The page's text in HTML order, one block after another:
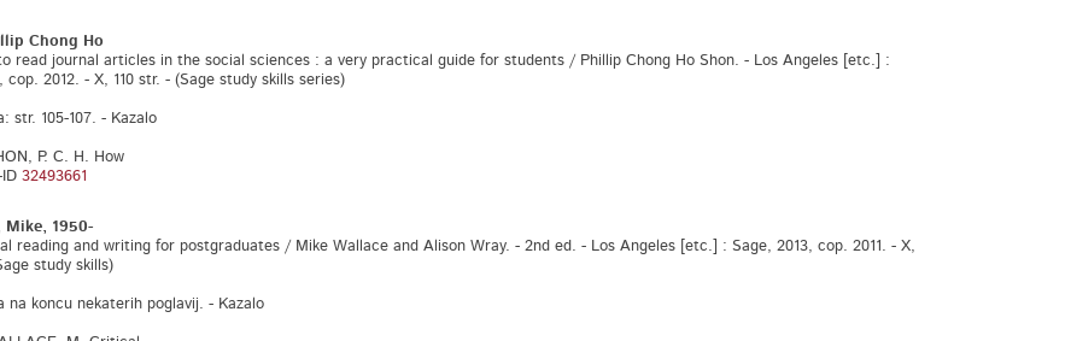
Chong Ho
journal articles in the social sciences : a very practical guide for students / Phillip Chong Ho Shon. - Los Angeles [etc.] :
cop. 2012. - X, 110 str. - (Sage study skills series)
str. 105-107. - Kazalo
P. C. H. How
32493661
Mike, 1950-
and writing for postgraduates / Mike Wallace and Alison Wray. - 2nd ed. - Los Angeles [etc.] : Sage, 2013, cop. 2011. - X,
study skills)
na koncu nekaterih poglavij. - Kazalo